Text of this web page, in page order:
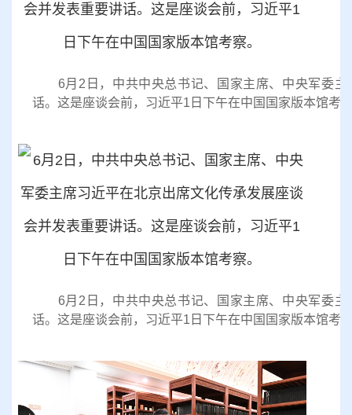
6月2日，中共中央总书记、国家主席、中央军委主
话。这是座谈会前，习近平1日下午在中国国家版本馆考
6月2日，中共中央总书记、国家主席、中央军委主
话。这是座谈会前，习近平1日下午在中国国家版本馆考